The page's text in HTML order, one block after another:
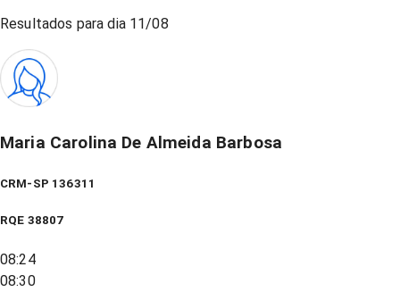
Resultados para dia 11/08
Maria Carolina De Almeida Barbosa
CRM-SP 136311
RQE 38807
08:24
08:30